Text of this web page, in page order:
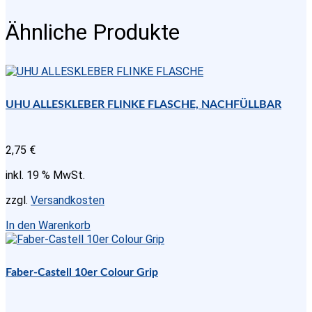
Ähnliche Produkte
UHU ALLESKLEBER FLINKE FLASCHE, NACHFÜLLBAR
2,75 €
inkl. 19 % MwSt.
zzgl. Versandkosten
In den Warenkorb
Faber-Castell 10er Colour Grip